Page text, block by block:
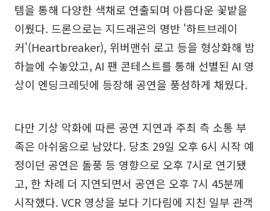
템을 통해 다양한 색채로 연출되며 아름다운 꽃밭을
이뤘다. 드론으로는 지드래곤의 명반 '하트브레이
커'(Heartbreaker), 위버맨쉬 로고 등을 형상화해 밤
하늘에 수놓았고, AI 팬 콘테스트를 통해 선별된 AI 영
상이 엔딩크레딧에 등장해 공연을 풍성하게 채웠다.
다만 기상 악화에 따른 공연 지연과 주최 측 소통 부
족은 아쉬움으로 남았다. 당초 29일 오후 6시 시작 예
정이던 공연은 돌풍 등 영향으로 오후 7시로 연기됐
고, 한 차례 더 지연되면서 공연은 오후 7시 45분께
시작했다. VCR 영상을 보다 기다림에 지친 일부 관객